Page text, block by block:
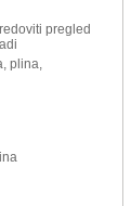
pregled
plina,